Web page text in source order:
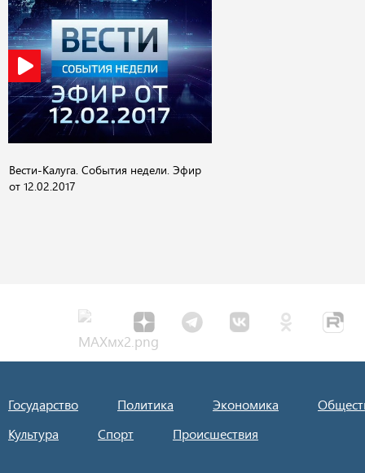
Вести-Калуга. События недели. Эфир
от 12.02.2017
Государство Политика Экономика
Культура
Спорт Происшествия